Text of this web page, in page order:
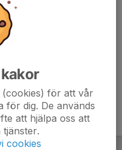
och fånga bollar.
för att vår
för dig. De används
att hjälpa oss att
cookies